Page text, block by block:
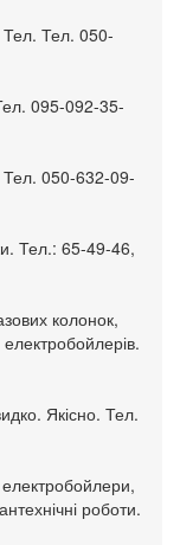
Тел. Тел. 050-
095-092-35-
Тел. 050-632-09-
Тел.: 65-49-46,
колонок,
Якісно. Тел.
роботи.